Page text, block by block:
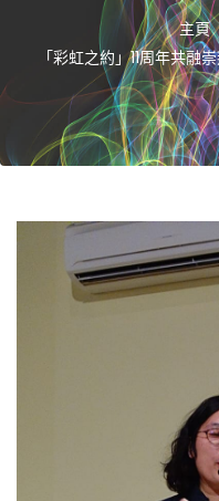
主頁
「彩虹之約」11周年共融